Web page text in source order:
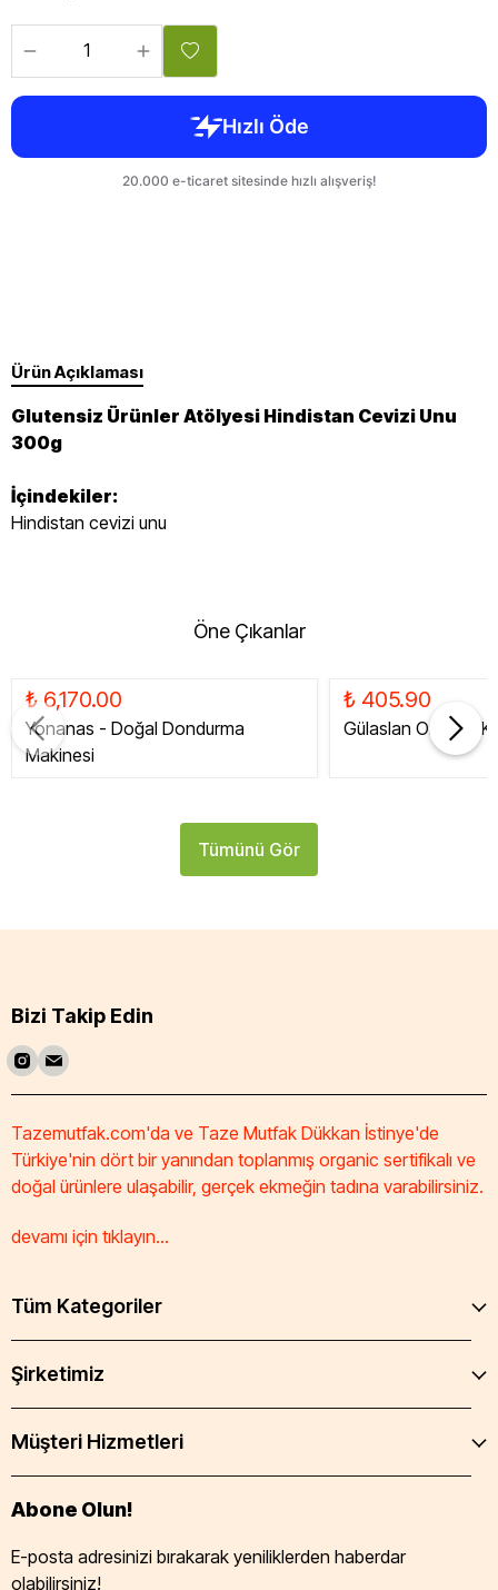
Ürün Açıklaması
Glutensiz Ürünler Atölyesi Hindistan Cevizi Unu
300g
İçindekiler:
Hindistan cevizi unu
Öne Çıkanlar
₺ 6,170.00
Yonanas - Doğal Dondurma
Makinesi
₺ 405.90
Gülaslan Organik
Tümünü Gör
Bizi Takip Edin
Tazemutfak.com'da ve Taze Mutfak Dükkan İstinye'de
Türkiye'nin dört bir yanından toplanmış organic sertifikalı ve
doğal ürünlere ulaşabilir, gerçek ekmeğin tadına varabilirsiniz.
devamı için tıklayın...
Tüm Kategoriler
Şirketimiz
Müşteri Hizmetleri
Abone Olun!
E-posta adresinizi bırakarak yeniliklerden haberdar
olabilirsiniz!